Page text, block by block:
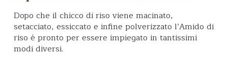
Dopo che il chicco di riso viene macinato,
setacciato, essiccato e infine polverizzato l’Amido di
riso è pronto per essere impiegato in tantissimi
modi diversi.